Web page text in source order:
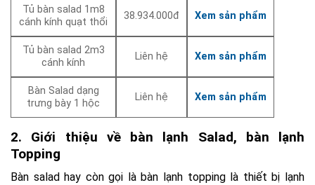
Tủ bàn salad 1m8
cánh kính quạt thổi
38.934.000đ Xem sản phẩm
Tủ bàn salad 2m3
cánh kính
Liên hệ Xem sản phẩm
Bàn Salad dạng
trưng bày 1 hộc
Liên hệ Xem sản phẩm
2. Giới thiệu về bàn lạnh Salad, bàn lạnh
Topping
Bàn salad hay còn gọi là bàn lạnh topping là thiết bị lạnh